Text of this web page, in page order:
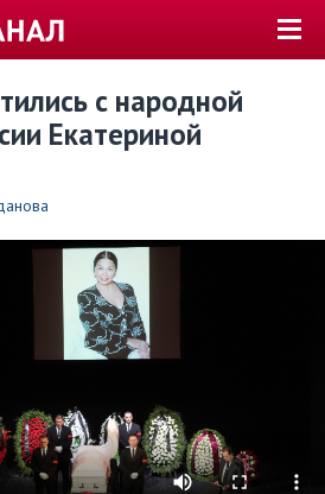
с народной
Екатериной